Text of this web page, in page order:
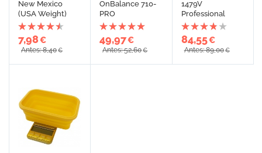
New Mexico
(USA Weight)
7,98€
Antes: 8,40€
OnBalance 710-
PRO
49,97€
Antes: 52,60€
1479V
Professional
84,55€
Antes: 89,00€